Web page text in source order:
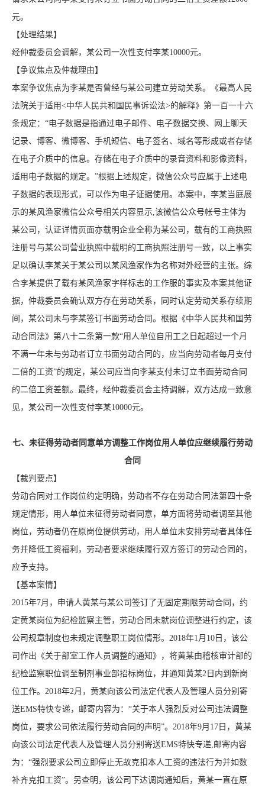
元。
【处理结果】
经仲裁委员会调解，某公司一次性支付李某10000元。
【争议焦点及仲裁理由】
本案争议焦点为李某是否曾经与某公司建立劳动关系。《最高人民
法院关于适用<中华人民共和国民事诉讼法>的解释》第一百一十六
条规定：“电子数据是指通过电子邮件、电子数据交换、网上聊天
记录、博客、微博客、手机短信、电子签名、域名等形成或者存储
在电子介质中的信息。存储在电子介质中的录音资料和影像资料，
适用电子数据的规定。”根据上述规定，微信公众号应属于上述电
子数据的表现形式，可以作为电子证据使用。本案中，李某当庭展
示的某风渔家微信公众号相关内容显示,该微信公众号帐号主体为
某公司，认证详情页面亦载明企业全称为某公司，载有的工商执照
注册号与某公司营业执照中载明的工商执照注册号一致，以上事实
足以确认李某关于某公司以某风渔家作为名称对外经营的主张。综
合李某提供了载有某风渔家字样标志的工作服的事实及本案其他证
据，仲裁委员会确认双方存在劳动关系，同时认定劳动关系存续期
间，某公司未与李某签订书面劳动合同。根据《中华人民共和国劳
动合同法》第八十二条第一款“用人单位自用工之日起超过一个月
不满一年未与劳动者订立书面劳动合同的，应当向劳动者每月支付
二倍的工资”的规定，某公司应当向李某支付未订立书面劳动合同
的二倍工资差额。最终，经仲裁委员会主持调解，双方达成一致意
见，某公司一次性支付李某10000元。
七、未征得劳动者同意单方调整工作岗位用人单位应继续履行劳动
合同
【裁判要点】
劳动合同对工作岗位约定明确，劳动者不存在劳动合同法第四十条
规定情形，用人单位未征得劳动者同意，单方面将劳动者调至其他
岗位，劳动者仍在原岗位提供劳动，用人单位未安排劳动者具体任
务并降低工资福利，劳动者要求继续履行双方签订的劳动合同的，
应予支持。
【基本案情】
2015年7月，申请人黄某与某公司签订了无固定期限劳动合同，约
定黄某岗位为纪检监察主管，劳动合同未就岗位调整进行约定，该
公司规章制度也未规定调整职工岗位情形。2018年1月10日，该公
司作出《关于部室工作人员调整的通知》，将黄某由稽核审计部的
纪检监察职位调至制剂事业部招标岗位，并通知黄某2日内到新岗
位工作。2018年2月，黄某向该公司法定代表人及管理人员分别寄
送EMS特快专递，邮寄内容为：“关于本人强烈反对公司违法调整
岗位，要求公司依法履行劳动合同的声明”。2018年9月17日，黄某
向该公司法定代表人及管理人员分别寄送EMS特快专递,邮寄内容
为：“强烈要求公司立即停止无故克扣本人工资的违法行为并如数
补齐克扣工资”。另查明，该公司下达调岗通知后，黄某一直在原